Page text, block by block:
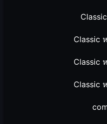
Classic
Classic
Classic